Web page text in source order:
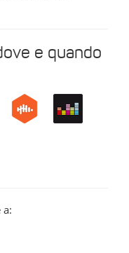
e quando
a: